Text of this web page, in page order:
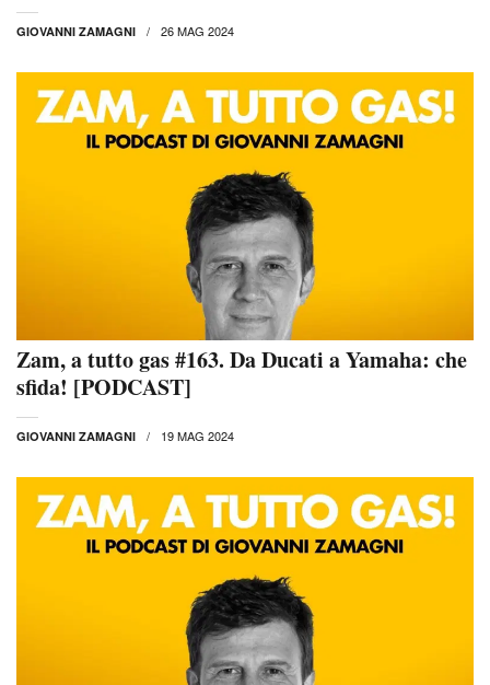
GIOVANNI ZAMAGNI 26 MAG 2024
Zam, a tutto gas #163. Da Ducati a Yamaha: che
sfida! [PODCAST]
GIOVANNI ZAMAGNI 19 MAG 2024